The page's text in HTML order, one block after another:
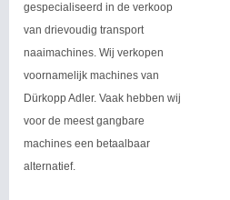
gespecialiseerd in de verkoop
van drievoudig transport
naaimachines. Wij verkopen
voornamelijk machines van
Dürkopp Adler. Vaak hebben wij
voor de meest gangbare
machines een betaalbaar
alternatief.